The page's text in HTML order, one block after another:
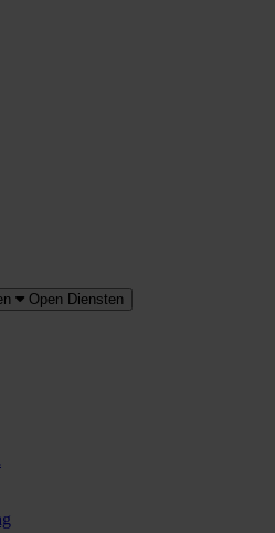
Open Diensten